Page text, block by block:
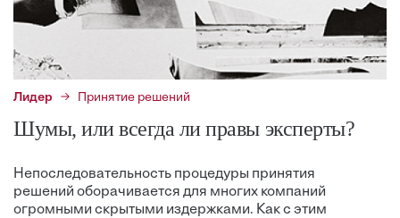
Лидер Принятие решений
Шумы, или всегда ли правы эксперты?
Непоследовательность процедуры принятия
решений оборачивается для многих компаний
огромными скрытыми издержками. Как с этим